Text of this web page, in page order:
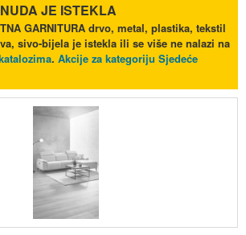
JE ISTEKLA
GARNITURA drvo, metal, plastika, tekstil
sivo-bijelaje istekla ili se više ne nalazi na
. Akcije za kategoriju Sjedeće